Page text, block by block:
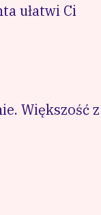
ułatwi Ci
Większość z